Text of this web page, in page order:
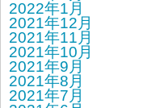
2022年1月
2021年12月
2021年11月
2021年10月
2021年9月
2021年8月
2021年7月